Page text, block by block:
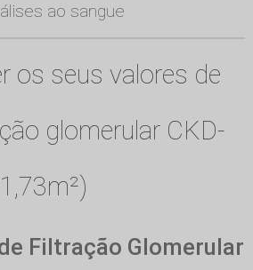
ao sangue
os seus valores de
glomerular CKD-
Filtração Glomerular